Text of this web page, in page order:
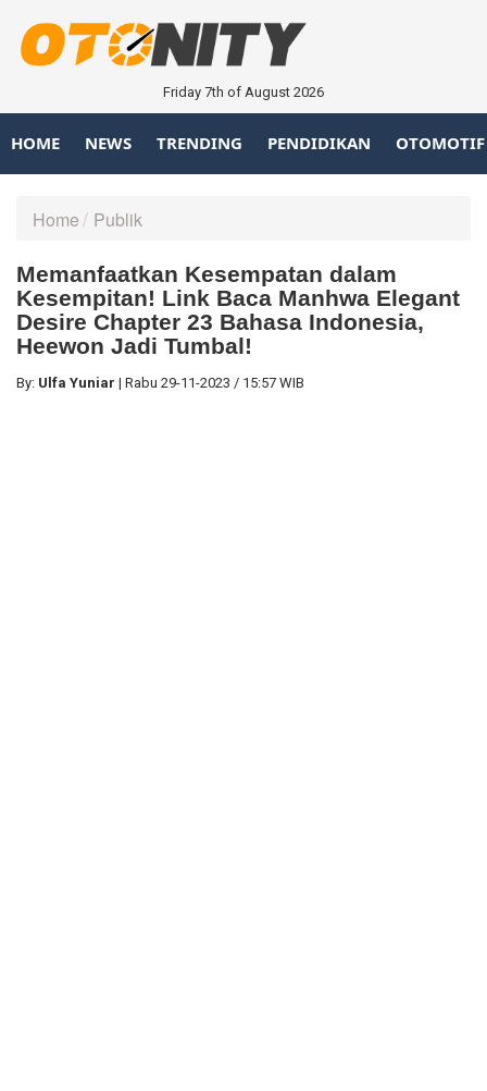
Friday 7th of August 2026
HOME NEWS TRENDING PENDIDIKAN OTOMOTIF
Home Publik
Memanfaatkan Kesempatan dalam
Kesempitan! Link Baca Manhwa Elegant
Desire Chapter 23 Bahasa Indonesia,
Heewon Jadi Tumbal!
By: Ulfa Yuniar | Rabu 29-11-2023 / 15:57 WIB